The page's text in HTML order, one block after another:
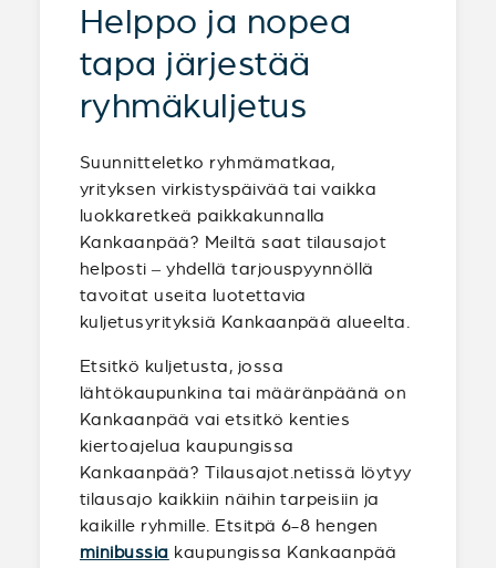
Helppo ja nopea
tapa järjestää
ryhmäkuljetus
Suunnitteletko ryhmämatkaa,
yrityksen virkistyspäivää tai vaikka
luokkaretkeä paikkakunnalla
Kankaanpää? Meiltä saat tilausajot
helposti – yhdellä tarjouspyynnöllä
tavoitat useita luotettavia
kuljetusyrityksiä Kankaanpää alueelta.
Etsitkö kuljetusta, jossa
lähtökaupunkina tai määränpäänä on
Kankaanpää vai etsitkö kenties
kiertoajelua kaupungissa
Kankaanpää? Tilausajot.netissä löytyy
tilausajo kaikkiin näihin tarpeisiin ja
kaikille ryhmille. Etsitpä 6-8 hengen
minibussia kaupungissa Kankaanpää